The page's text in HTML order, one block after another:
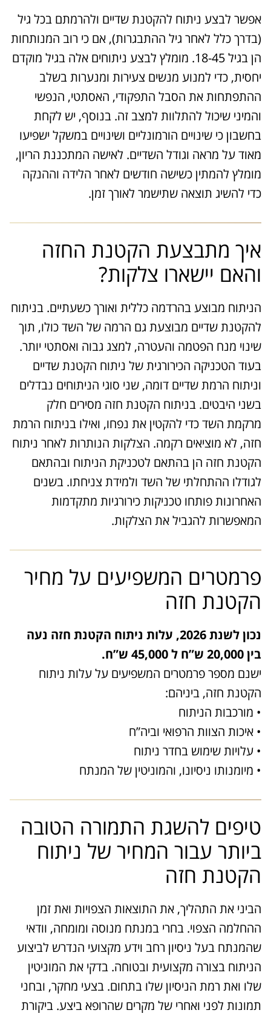
אפשר לבצע ניתוח להקטנת שדיים ולהרמתם בכל גיל
(בדרך כלל לאחר גיל ההתבגרות), אם כי רוב המנותחות
הן בגיל 18-45. מומלץ לבצע ניתוחים אלה בגיל מוקדם
יחסית, כדי למנוע מנשים צעירות ומנערות בשלב
ההתפתחות את הסבל התפקודי, האסתטי, הנפשי
והמיני שיכול להתלוות למצב זה. בנוסף, יש לקחת
בחשבון כי שינויים הורמונליים ושינויים במשקל ישפיעו
מאוד על מראה וגודל השדיים. לאישה המתכננת הריון,
מומלץ להמתין כשישה חודשים לאחר הלידה וההנקה
כדי להשיג תוצאה שתישמר לאורך זמן.
איך מתבצעת הקטנת החזה
והאם יישארו צלקות?
הניתוח מבוצע בהרדמה כללית ואורך כשעתיים. בניתוח
להקטנת שדיים מבוצעת גם הרמה של השד כולו, תוך
שינוי מנח הפטמה והעטרה, למצג גבוה ואסתטי יותר.
בעוד הטכניקה הכירורגית של ניתוח הקטנת שדיים
וניתוח הרמת שדיים דומה, שני סוגי הניתוחים נבדלים
בשני היבטים. בניתוח הקטנת חזה מסירים חלק
מרקמת השד כדי להקטין את נפחו, ואילו בניתוח הרמת
חזה, לא מוציאים רקמה. הצלקות הנותרות לאחר ניתוח
הקטנת חזה הן בהתאם לטכניקת הניתוח ובהתאם
לגודלו ההתחלתי של השד ולמידת צניחתו. בשנים
האחרונות פותחו טכניקות כירורגיות מתקדמות
המאפשרות להגביל את הצלקות.
פרמטרים המשפיעים על מחיר
הקטנת חזה
נכון לשנת 2026, עלות ניתוח הקטנת חזה נעה
בין 20,000 ש”ח ל 45,000 ש”ח.
ישנם מספר פרמטרים המשפיעים על עלות ניתוח
הקטנת חזה, ביניהם:
• מורכבות הניתוח
• איכות הצוות הרפואי וביה”ח
• עלויות שימוש בחדר ניתוח
• מיומנותו ניסיונו, והמוניטין של המנתח
טיפים להשגת התמורה הטובה
ביותר עבור המחיר של ניתוח
הקטנת חזה
הביני את התהליך, את התוצאות הצפויות ואת זמן
ההחלמה הצפוי. בחרי במנתח מנוסה ומומחה, וודאי
שהמנתח בעל ניסיון רחב וידע מקצועי הנדרש לביצוע
הניתוח בצורה מקצועית ובטוחה. בדקי את המוניטין
שלו ואת רמת הניסיון שלו בתחום. בצעי מחקר, ובחני
תמונות לפני ואחרי של מקרים שהרופא ביצע. ביקורת